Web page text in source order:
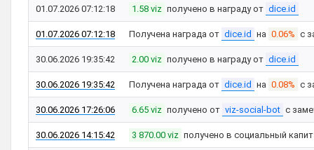
01.07.2026 07:12:18 1.58 viz получено в награду от dice.id
01.07.2026 07:12:18 Получена награда от dice.id на 0.06% с
30.06.2026 19:35:42 2.00 viz получено в награду от dice.id
30.06.2026 19:35:42 Получена награда от dice.id на 0.08% с
30.06.2026 17:26:06 6.65 viz получено от viz-social-bot с
30.06.2026 14:15:42 3 870.00 viz получено в социальный